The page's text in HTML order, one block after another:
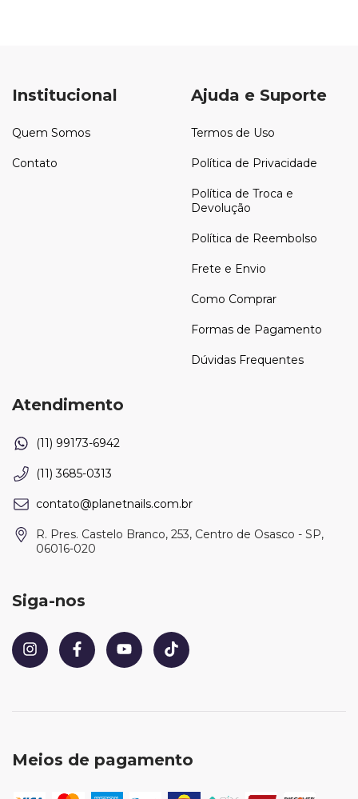
Institucional
Quem Somos
Contato
Ajuda e Suporte
Termos de Uso
Política de Privacidade
Política de Troca e
Devolução
Política de Reembolso
Frete e Envio
Como Comprar
Formas de Pagamento
Dúvidas Frequentes
Atendimento
(11) 3685-0313
contato@planetnails.com.br
R. Pres. Castelo Branco, 253, Centro de Osasco - SP,
06016-020
Siga-nos
Meios de pagamento